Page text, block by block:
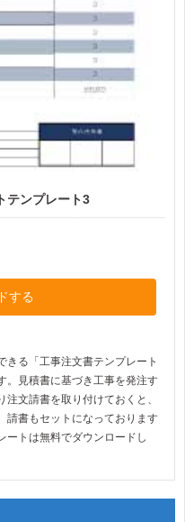
テンプレート3
する
きる「工事注文書テンプレート
。見積書に基づき工事を発注す
文請書を取り付けておくと、
請書もセットになっております
ートは無料でダウンロードし